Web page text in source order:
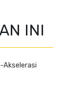
INI
Akselerasi